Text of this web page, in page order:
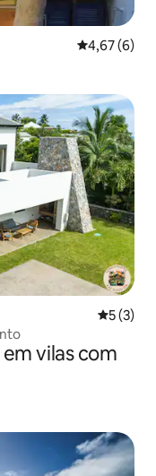
4,67 de uma
4,67 (6)
5 de
5 (3)
vilas com